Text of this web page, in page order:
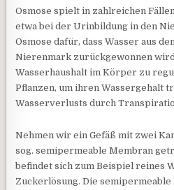
Osmose spielt in zahlreichen
etwa bei derUrinbildung in den
Osmose dafür, dass Wasser aus
Nierenmark zurückgewonnen
Wasserhaushalt im Körper zu
Pflanzen, um ihren Wassergehalt
Wasserverlusts durch
Nehmen wir ein Gefäß mit zwei
sog. semipermeable Membran
befindet sich zum Beispiel reines
Zuckerlösung. Die